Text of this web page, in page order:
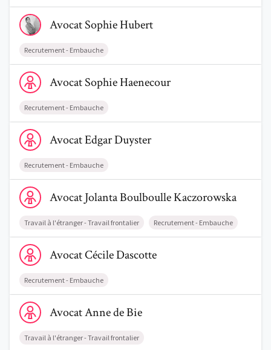
Voir le profil de AvocatSophie Hubert
AvocatSophieHubert
Recrutement - Embauche
Voir le profil de AvocatSophie Haenecour
AvocatSophieHaenecour
Recrutement - Embauche
Voir le profil de AvocatEdgar Duyster
AvocatEdgarDuyster
Recrutement - Embauche
Voir le profil de AvocatJolanta Boulboulle Kaczorowska
AvocatJolantaBoulboulle Kaczorowska
Travail à l'étranger - Travail frontalier Recrutement - Embauche
Voir le profil de AvocatCécile Dascotte
AvocatCécileDascotte
Recrutement - Embauche
Voir le profil de AvocatAnne de Bie
AvocatAnnede Bie
Travail à l'étranger - Travail frontalier